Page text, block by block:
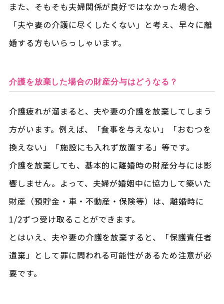
また、そもそも夫婦関係が良好ではなかった場合、
「夫や妻の介護に尽くしたくない」と考え、早々に離
婚する方もいらっしゃいます。
介護を放棄した場合の財産分与はどうなる？
介護疲れが溜まると、夫や妻の介護を放棄してしまう
方がいます。例えば、「食事を与えない」「おむつを
換えない」「施設にも入れず放置する」等です。
介護を放棄しても、基本的に離婚時の財産分与には影
響しません。よって、夫婦が婚姻中に協力して築いた
財産（預貯金・車・不動産・保険等）は、離婚時に
1/2ずつ受け取ることができます。
とはいえ、夫や妻の介護を放棄すると、「保護責任者
遺棄」として罪に問われる可能性があるため注意が必
要です。